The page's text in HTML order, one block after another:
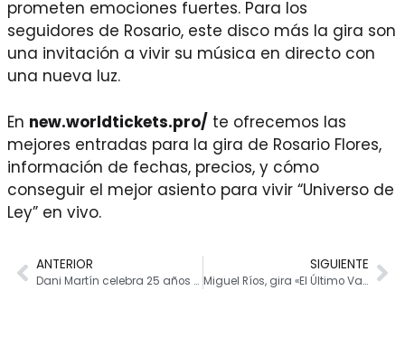
prometen emociones fuertes. Para los
seguidores de Rosario, este disco más la gira son
una invitación a vivir su música en directo con
una nueva luz.
En new.worldtickets.pro/ te ofrecemos las
mejores entradas para la gira de Rosario Flores,
información de fechas, precios, y cómo
conseguir el mejor asiento para vivir “Universo de
Ley” en vivo.
ANTERIOR
Dani Martín celebra 25 años de carrera con la gira 25 Pts Años
SIGUIENTE
Miguel Ríos, gira «El Último Vals» y nuevo single